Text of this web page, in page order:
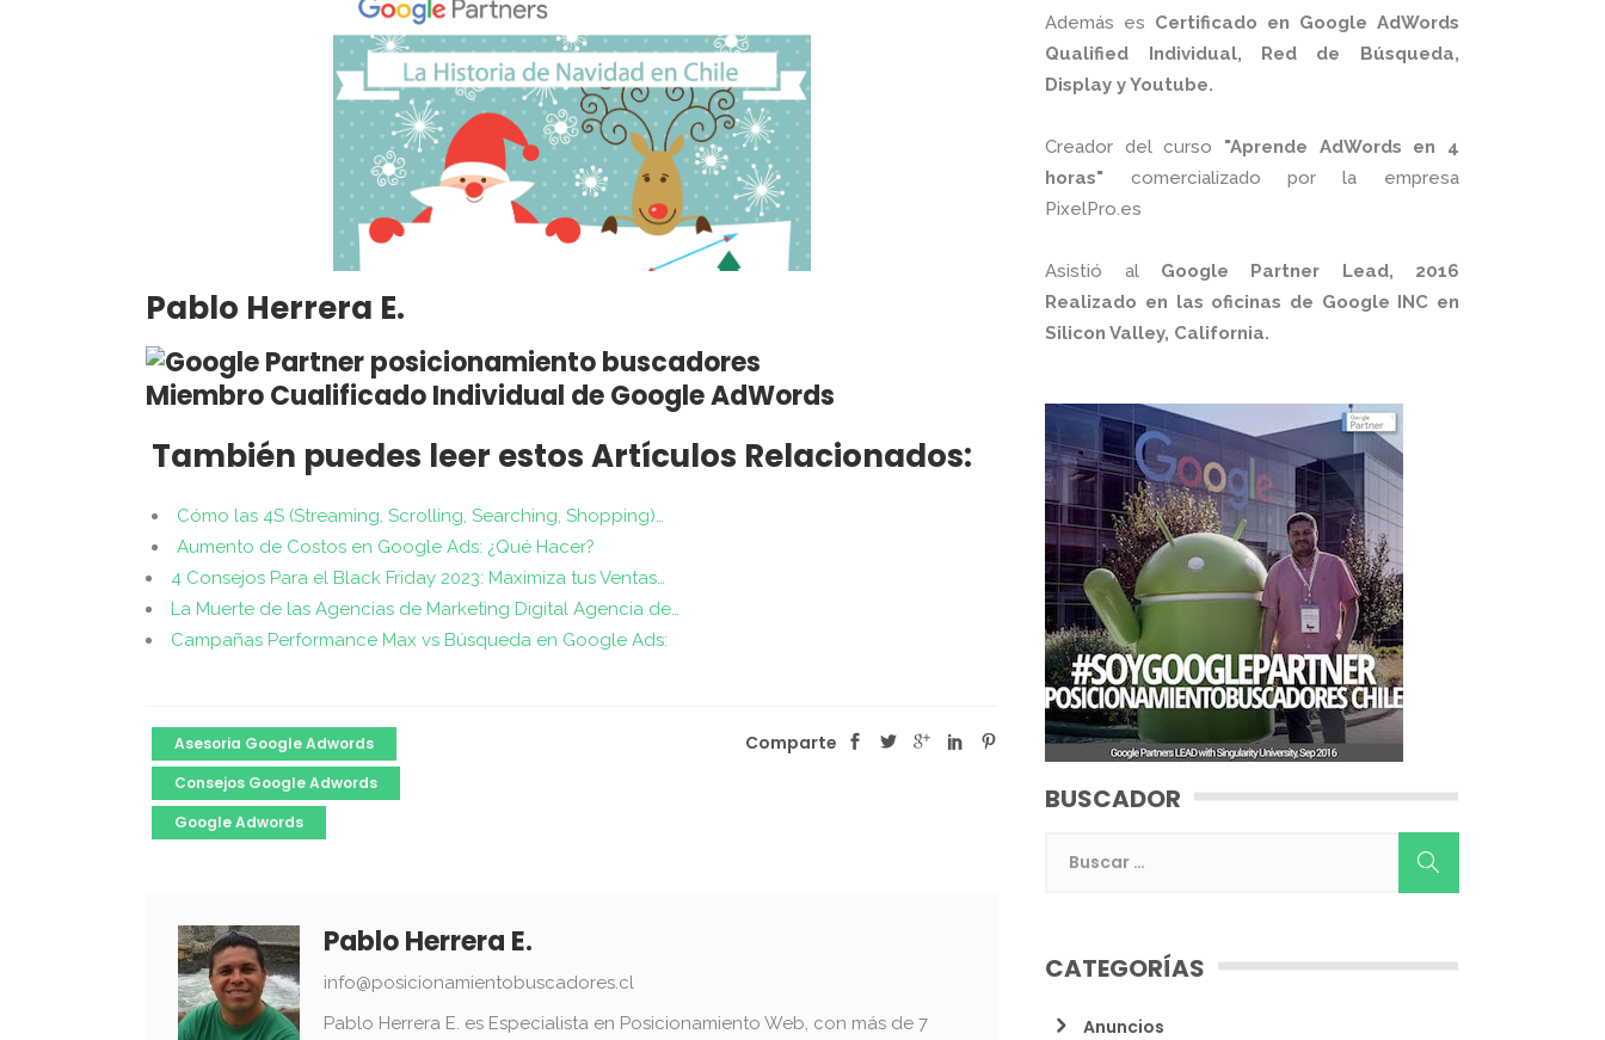
Pablo Herrera E.
Miembro Cualificado Individual de Google AdWords
También puedes leer estos Artículos Relacionados:
Cómo las 4S (Streaming, Scrolling, Searching, Shopping)…
Aumento de Costos en Google Ads: ¿Qué Hacer?
4 Consejos Para el Black Friday 2023: Maximiza tus Ventas…
La Muerte de las Agencias de Marketing Digital Agencia de…
Campañas Performance Max vs Búsqueda en Google Ads:
Asesoria Google Adwords
Consejos Google Adwords
Google Adwords
Comparte
Pablo Herrera E.
info@posicionamientobuscadores.cl
Pablo Herrera E. es Especialista en Posicionamiento Web, con más de 7
Además es Certificado en Google AdWords
Qualified Individual, Red de Búsqueda,
Display y Youtube.
Creador del curso "Aprende AdWords en 4
horas" comercializado por la empresa
PixelPro.es
Asistió al Google Partner Lead, 2016
Realizado en las oficinas de Google INC en
Silicon Valley, California.
BUSCADOR
CATEGORÍAS
Anuncios